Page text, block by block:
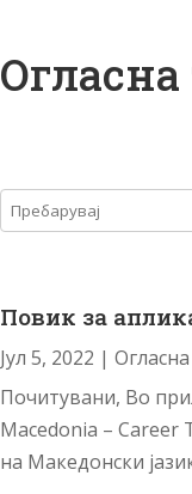
Огласна
Повик за
Јул 5, 2022 |
Почитувани, Во
Macedonia –
на Македонски